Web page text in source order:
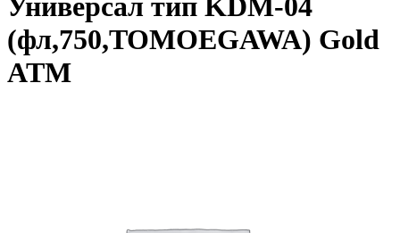
Универсал тип KDM-04
(фл,750,TOMOEGAWA) Gold
ATM